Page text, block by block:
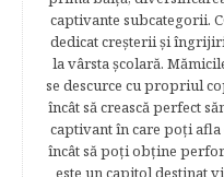
captivante subcategorii.
dedicat creşterii şi
la vârsta şcolară.
se descurce cu propriul
încât să crească perfect
captivant în care poţi
încât să poţi obţine
este un capitol destinat